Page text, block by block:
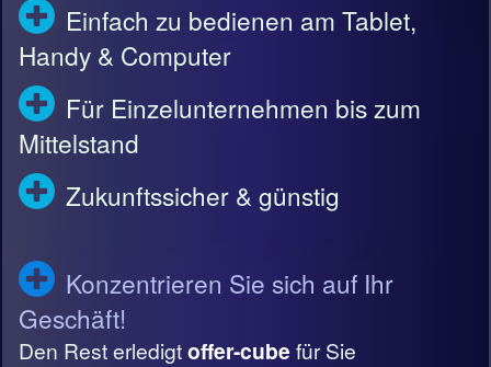
Einfach zu bedienen am Tablet,
Handy & Computer
Für Einzelunternehmen bis zum
Mittelstand
Zukunftssicher & günstig
Konzentrieren Sie sich auf Ihr
Geschäft!
Den Rest erledigtoffer-cube für Sie